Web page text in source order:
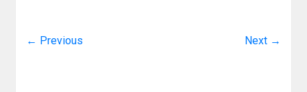
← Previous Next →